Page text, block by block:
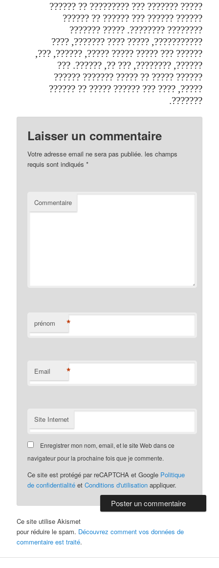
????? ??????? ??? ????????? ?? ??????
?????? ?????? ??? ?????? ?? ??????
???????? ????????. ????? ???????
???????????, ????? ???? ???????, ????
?????? ??? ????? ????? ?????, ??????, ???,
??????, ????????, ??? ??, ??????. ???
?????? ????? ?? ????? ??????? ??????
?????, ???? ??? ?????? ????? ?? ??????
???????.
Laisser un commentaire
Votre adresse email ne sera pas publiée. les champs
requis sont indiqués*
Commentaire
prénom *
Email *
Site Internet
Enregistrer mon nom, email, et le site Web dans ce
navigateur pour la prochaine fois que je commente.
Ce site est protégé par reCAPTCHA et Google Politique
de confidentialité etConditions d'utilisation appliquer.
Ce site utilise Akismet
pour réduire le spam. Découvrez comment vos données de
commentaire est traité.